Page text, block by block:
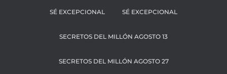
SÉ EXCEPCIONAL SÉ EXCEPCIONAL
SECRETOS DEL MILLÓN AGOSTO 13
SECRETOS DEL MILLÓN AGOSTO 27